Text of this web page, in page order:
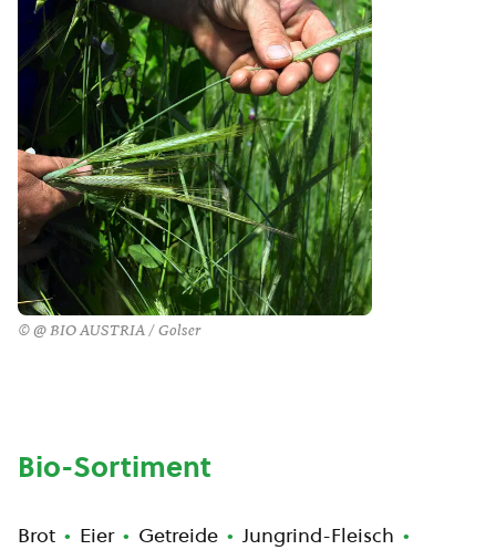
© @ BIO AUSTRIA / Golser
Bio-Sortiment
Brot Eier Getreide
Jungrind-Fleisch